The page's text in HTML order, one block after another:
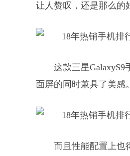
让人赞叹，还是那么的
这款三星
面屏的同时兼具了美感。
而且性能配置上也